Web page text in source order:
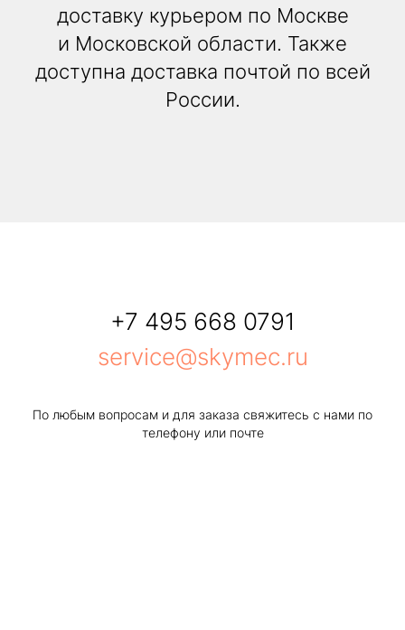
доставку курьером по Москве
и Московской области. Также
доступна доставка почтой по всей
России.
+7 495 668 0791
service@skymec.ru
По любым вопросам и для заказа свяжитесь с нами по
телефону или почте